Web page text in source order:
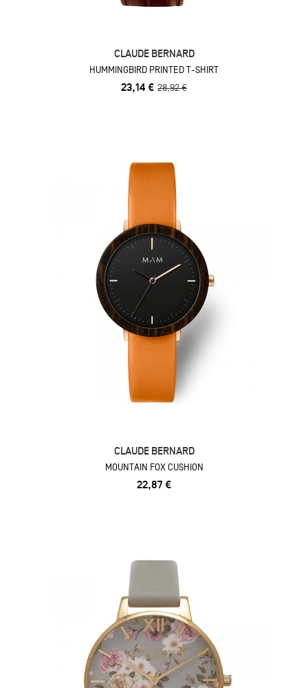
CLAUDE BERNARD
HUMMINGBIRD PRINTED T-SHIRT
23,14 € 28,92 €
CLAUDE BERNARD
MOUNTAIN FOX CUSHION
22,87 €